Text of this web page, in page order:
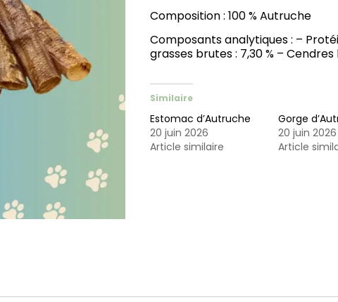
Composition : 100 % Autruche
Composants analytiques : –
grasses brutes : 7,30 % – Cendres
Similaire
Estomac d’Autruche
20 juin 2026
Article similaire
Gorge
20 juin 2026
Article